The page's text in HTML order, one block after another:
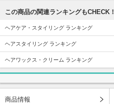
この商品の関連ランキングもCHECK！
ヘアケア・スタイリング ランキング
ヘアスタイリング ランキング
ヘアワックス・クリーム ランキング
商品情報